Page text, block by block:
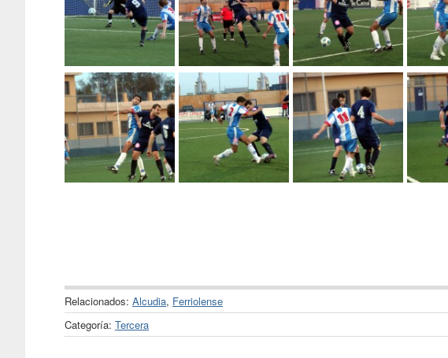
Relacionados: Alcudia, Ferriolense
Categoría: Tercera